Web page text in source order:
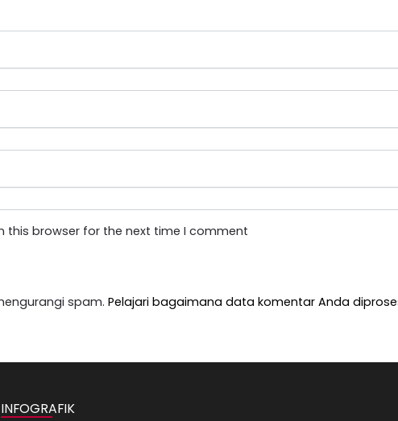
this browser for the next time I comment
spam. Pelajari bagaimana data komentar Anda
INFOGRAFIK